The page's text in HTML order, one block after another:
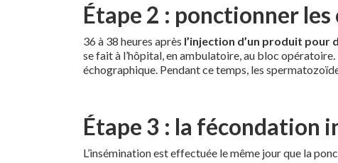
Étape 2 : ponctionner
36 à 38 heures après l’injection d’un produit pour
se fait à l’hôpital, en ambulatoire, au bloc
échographique. Pendant ce temps, les
Étape 3 : la fécondation
L’insémination est effectuée le même jour que la